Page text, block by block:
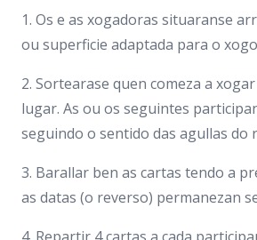
1. Os e as xogadoras situaranse
ou superficie adaptada para o
2. Sortearase quen comeza a
lugar. As ou os seguintes
seguindo o sentido das agullas do
3. Barallar ben as cartas tendo a
as datas (o reverso) permanezan